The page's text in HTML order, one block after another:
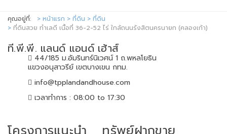
คุณอยู่ที่: หน้าแรก ที่ดิน
ที่ดิน
ที่ดินสวย ทำเลดี เนื้อที่ 36-2-52 ไร่ ใกล้ถนนรังสิตนครนายก (คลองเก้า)
ที.พี.พี. แลนด์ แอนด์ เฮ้าส์
44/185 ม.อัมรินทร์นิเวศน์ 1 ถ.พหลโยธิน
แขวงอนุสาวรีย์ เขตบางเขน กทม.
info@tpplandandhouse.com
เวลาทำการ : 08:00 to 17:30